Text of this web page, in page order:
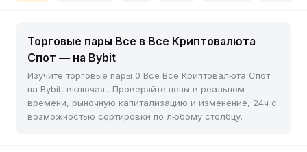
Торговые пары Все в Все Криптовалюта
Спот — на Bybit
Изучите торговые пары 0 Все Все Криптовалюта Спот
на Bybit, включая . Проверяйте цены в реальном
времени, рыночную капитализацию и изменение, 24ч с
возможностью сортировки по любому столбцу.